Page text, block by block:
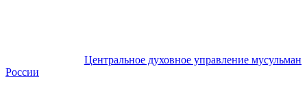
Центральное духовное управление мусульман
России